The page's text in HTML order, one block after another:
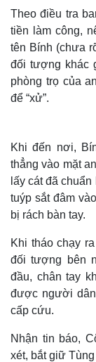
Theo điều tra
tiền làm công,
tên Bính (chưa
đối tượng khác
phòng trọ của
để “xử”.
Khi đến nơi,
thẳng vào mặt
lấy cát đã
tuýp sắt đâm
bị rách bàn tay.
Khi tháo chạy
đối tượng bên
đầu, chân tay
được người
cấp cứu.
Nhận tin báo,
xét, bắt giữ